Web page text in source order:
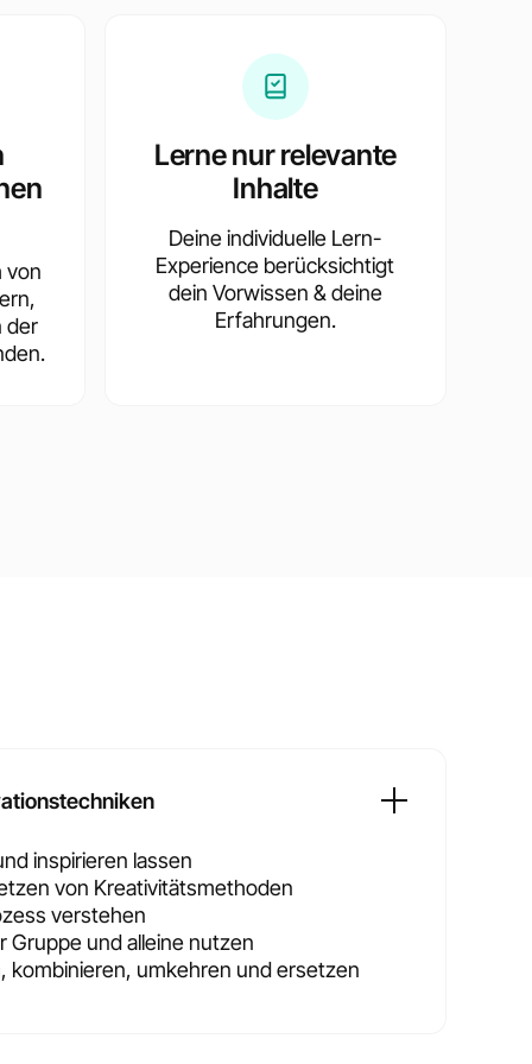
von
der
Lerne nur relevante
Inhalte
Deine individuelle Lern-
Experience berücksichtigt
dein Vorwissen & deine
Erfahrungen.
inspirieren lassen
von Kreativitätsmethoden
verstehen
Gruppe und alleine nutzen
kombinieren, umkehren und ersetzen